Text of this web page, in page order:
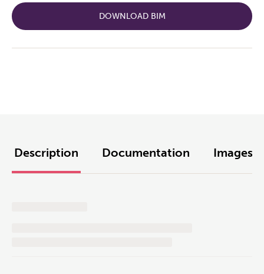
DOWNLOAD BIM
Description Documentation Images